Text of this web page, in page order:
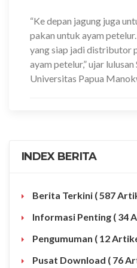
“Ke depan jagung juga
pakan untuk ayam
yang siap jadi distributor
ayam petelur,” ujar
Universitas Papua
INDEX BERITA
Berita Terkini ( 587
Informasi Penting ( 34
Pengumuman ( 12
Pusat Download ( 76